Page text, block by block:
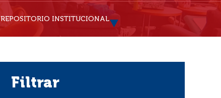
REPOSITORIO INSTITUCIONAL
filtrar